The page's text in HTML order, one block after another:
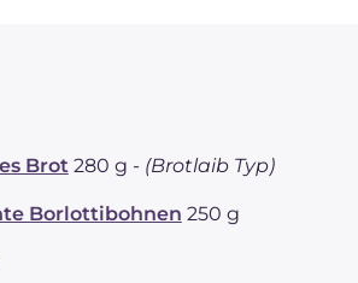
Brot 280 g - (Brotlaib Typ)
Borlottibohnen 250 g